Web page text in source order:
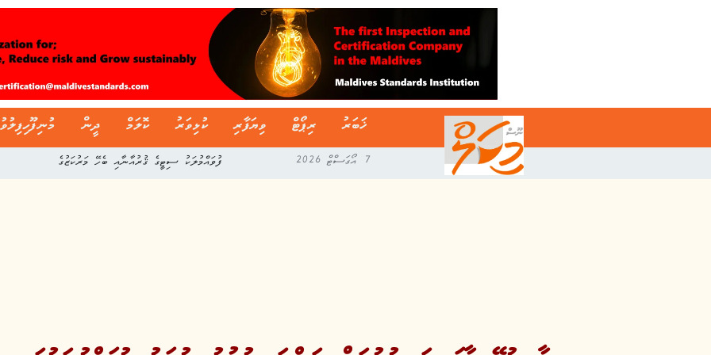
ޚަބަރު ރިޕޯޓް ވިޔަފާރި ކުޅިވަރު ކޮލަމް ދީން
7 އޯގަސްޓް 2026 ފުވައްމުލަކު ސިޓީގެ ޤުރުއާނާއި ބެހޭ މަރުކަޒުގެ